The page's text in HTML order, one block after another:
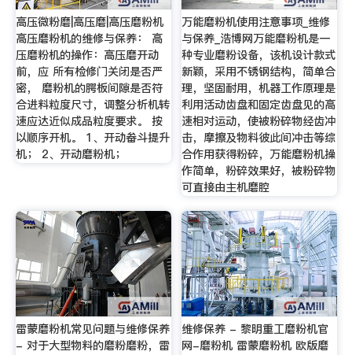
高压微粉磨|高压磨|高压磨粉机
高压磨粉机的维修与保养： 高
压磨粉机的操作：高压磨开动
前，应 所有检修门关闭是否严
密， 磨粉机的腭板间隙是否符
合进料粒度尺寸，调整分析机转
速应达近似成品粒度要求。 按
以顺序开机。 1、开动畚斗提升
机； 2、开动磨粉机；
万能磨粉机使用注意事项_维修
与保养_浩博网万能磨粉机是一
种专业磨粉设备，该机设计款式
新颖，采用不锈钢结构，简单合
理，坚固耐用，机器工作原理是
利用活动齿盘和固定齿盘见的高
速相对运动，使被粉碎物经齿冲
击，摩擦及物料彼此间冲击等综
合作用获得粉碎，万能磨粉机操
作简单，粉碎效果好，被粉碎物
可直接由主机磨腔
雷蒙磨粉机常见问题与维修保养
- 对于大型物料的磨粉磨粉，雷
维修保养 - 黎明重工磨粉机官
网-磨粉机 雷蒙磨粉机 欧版磨